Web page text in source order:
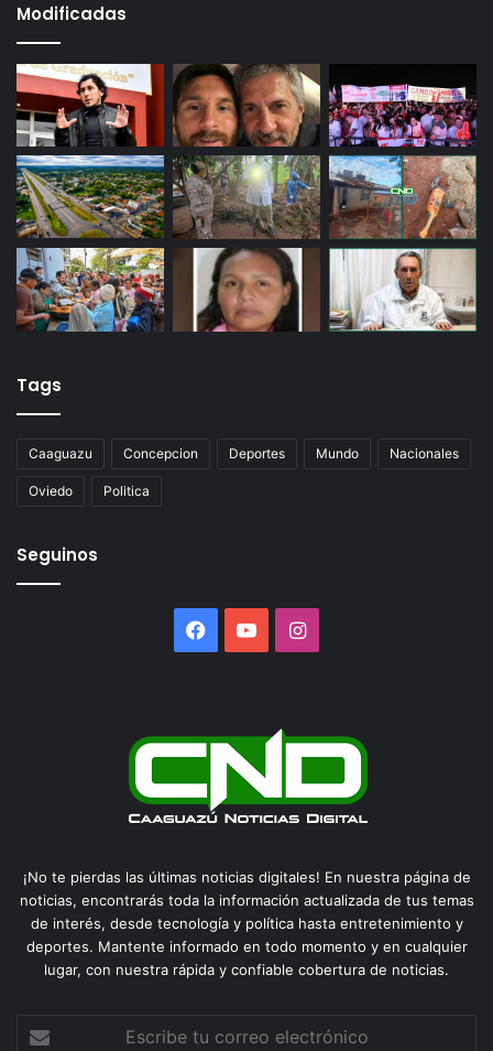
Modificadas
Tags
Caaguazu Concepcion Deportes Mundo Nacionales
Oviedo Politica
Seguinos
Facebook
YouTubeInstagram
¡No te pierdas las últimas noticias digitales! En nuestra página de
noticias, encontrarás toda la información actualizada de tus temas
de interés, desde tecnología y política hasta entretenimiento y
deportes. Mantente informado en todo momento y en cualquier
lugar, con nuestra rápida y confiable cobertura de noticias.